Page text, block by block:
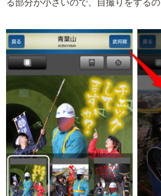
る部分が小さいので、自撮りをするの